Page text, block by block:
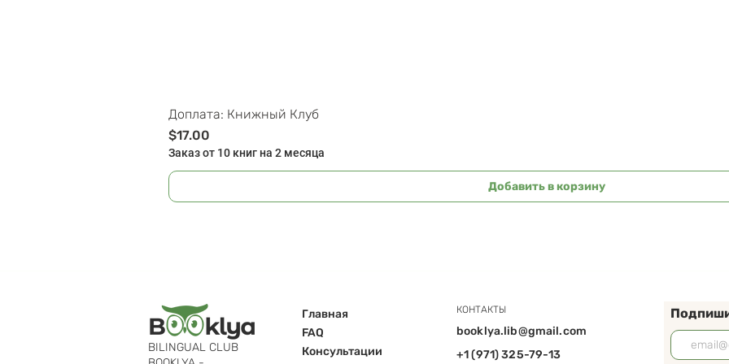
Доплата: Книжный Клуб
Цена
$17.00
Заказ от 10 книг на 2 месяца
Добавить в корзину
BILINGUAL CLUB
Главная
FAQ
Консультации
КОНТАКТЫ
booklya.lib@gmail.com
+1 (971) 325-79-13